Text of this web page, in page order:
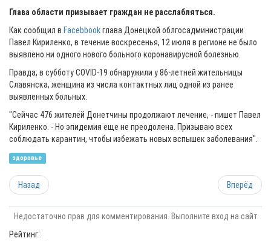
Глава области призывает граждан не расслабляться.
Как сообщил в Facebbookглава Донецкой облгосадминистрации
Павел Кириленко, в течение воскресенья, 12 июля в регионе не было
выявлено ни одного нового больного коронавирусной болезнью.
Правда, в субботу COVID-19 обнаружили у 86-летней жительницы
Славянска, женщина из числа контактных лиц одной из ранее
выявленных больных.
"Сейчас 476 жителей Донетчины продолжают лечение, - пишет Павел
Кириленко. - Но эпидемия еще не преодолена. Призываю всех
соблюдать карантин, чтобы избежать новых вспышек заболевания".
здоровье
Назад Вперёд
Недостаточно прав для комментирования. Выполните вход на сайт
Рейтинг: